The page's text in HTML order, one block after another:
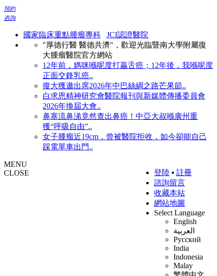
預約
咨詢
國家臨床重點腫瘤專科
JCI認證醫院
"厚德行醫 醫德共濟"，歡迎光臨暨南大學附屬復
大腫瘤醫院官方網站
12年前，媽咪喺呢度打贏舌癌；12年後，我喺呢度
正面交鋒乳癌..
復大獲邀出席2026年中巴絲綢之路芒果節..
白求恩精神研究會醫院報刊與新媒體傳播委員會
2026年換屆大會..
鼻塞流鼻涕竟然查出鼻癌！中亞大叔喺廣州重
獲“呼吸自由”..
女子腫瘤近19cm，曾被醫院拒收，如今卻能自己
踩電單車出門..
登陸 ▪ 註冊
諮詢留言
收藏本站
網站地圖
Select Language
English
العربية
Русский
India
Indonesia
Malay
MENU
CLOSE